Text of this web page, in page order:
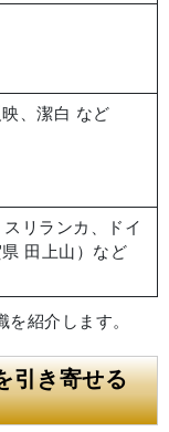
、潔白 など
リランカ、ドイ
田上山）など
紹介します。
引き寄せる